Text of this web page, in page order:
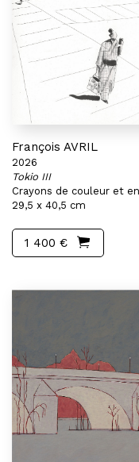
François AVRIL
2026
Tokio III
Crayons de couleur et
29,5 x 40,5 cm
1 400 €